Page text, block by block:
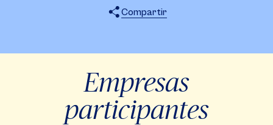
Compartir
Empresas
participantes